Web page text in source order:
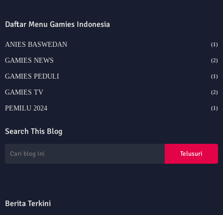
Daftar Menu Gamies Indonesia
ANIES BASWEDAN (1)
GAMIES NEWS (2)
GAMIES PEDULI (1)
GAMIES TV (2)
PEMILU 2024 (1)
Search This Blog
Berita Terkini